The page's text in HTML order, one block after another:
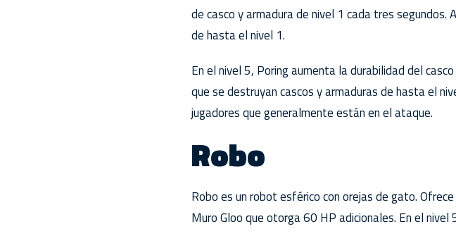
de casco y armadura de nivel 1 cada tres
de hasta el nivel 1.
En el nivel 5, Poring aumenta la durabilidad del
que se destruyan cascos y armaduras de hasta el
jugadores que generalmente están en el ataque.
Robo
Robo es un robot esférico con orejas de gato.
Muro Gloo que otorga 60 HP adicionales. En el